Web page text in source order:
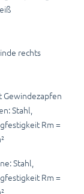
rechts
Gewindezapfen
Stahl,
Rm =
Stahl,
Rm =